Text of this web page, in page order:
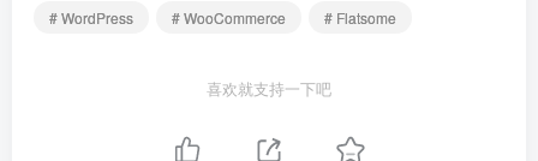
# WordPress
# WooCommerce # Flatsome
喜欢就支持一下吧